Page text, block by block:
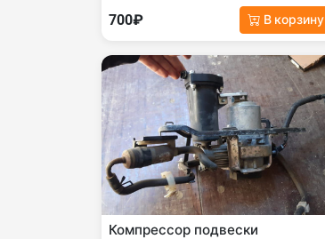
700₽ В корзину
Компрессор подвески